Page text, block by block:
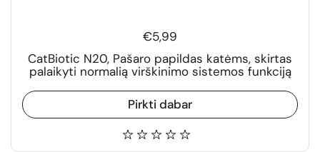
€5,99
CatBiotic N20, Pašaro papildas katėms, skirtas
palaikyti normalią virškinimo sistemos funkciją
Pirkti dabar